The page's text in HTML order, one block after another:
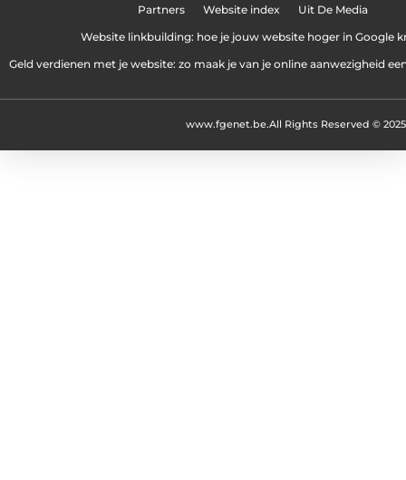
Partners Website index Uit De Media
Website linkbuilding: hoe je jouw website hoger in Google
Geld verdienen met je website: zo maak je van je online aanwezigheid
All Rights Reserved © 2025
www.fgenet.be.